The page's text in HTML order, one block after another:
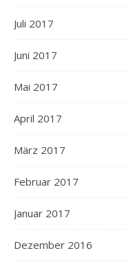
Juli 2017
Juni 2017
Mai 2017
April 2017
März 2017
Februar 2017
Januar 2017
Dezember 2016